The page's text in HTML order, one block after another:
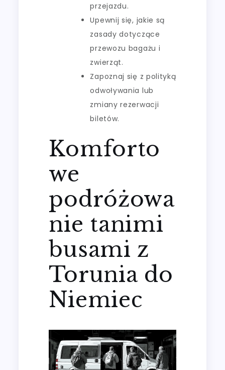
przejazdu.
Upewnij się, jakie są
zasady dotyczące
przewozu bagażu i
zwierząt.
Zapoznaj się z polityką
odwoływania lub
zmiany rezerwacji
biletów.
Komforto
we
podróżowa
nie tanimi
busami z
Torunia do
Niemiec